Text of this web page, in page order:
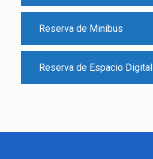
Reserva de Minibus
Reserva de Espacio Digital